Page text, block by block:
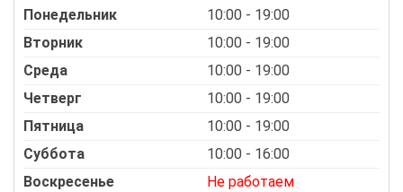
Понедельник
10:00 - 19:00
Вторник
10:00 - 19:00
Среда
10:00 - 19:00
Четверг
10:00 - 19:00
Пятница
10:00 - 19:00
Суббота
10:00 - 16:00
Воскресенье
Не работаем